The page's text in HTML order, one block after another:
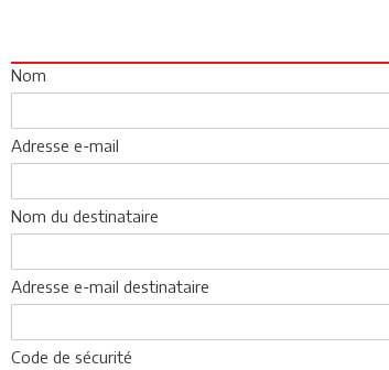
Nom
Adresse e-mail
Nom du destinataire
Adresse e-mail destinataire
Code de sécurité